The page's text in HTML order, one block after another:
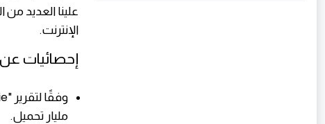
علينا العديد من
الإنترنت.
إحصائيات
مليار تحميل.